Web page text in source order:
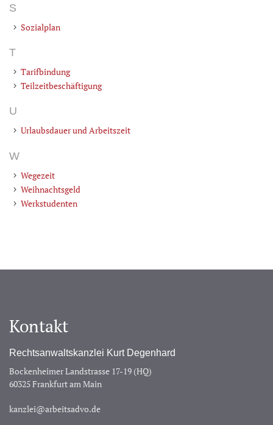
S
Sozialplan
T
Tarifbindung
Teilzeitbeschäftigung
U
Urlaubsdauer und Arbeitszeit
W
Wegezeit
Weihnachtsgeld
Werkstudenten
Kontakt
Rechtsanwaltskanzlei Kurt Degenhard
Bockenheimer Landstrasse 17-19 (HQ)
60325 Frankfurt am Main
kanzlei@arbeitsadvo.de